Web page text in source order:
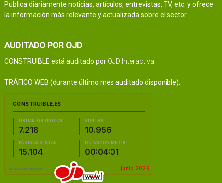
Publica diariamente noticias, artículos, entrevistas, TV, etc. y ofrece
la información más relevante y actualizada sobre el sector.
AUDITADO POR OJD
CONSTRUIBLE está auditado por OJD Interactiva.
TRÁFICO WEB (durante último mes auditado disponible):